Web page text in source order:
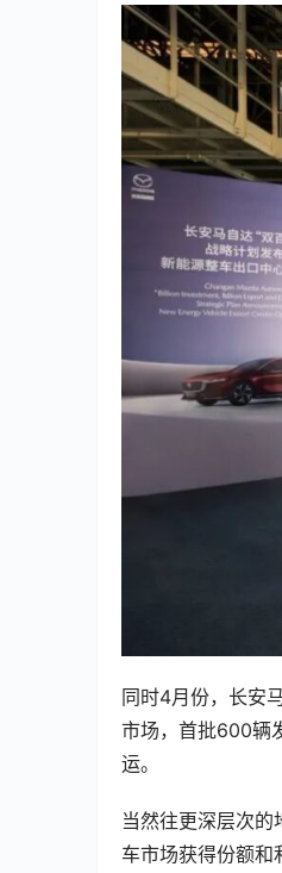
同时4月份，长安
市场，首批600辆
运。
当然往更深层次的
车市场获得份额和